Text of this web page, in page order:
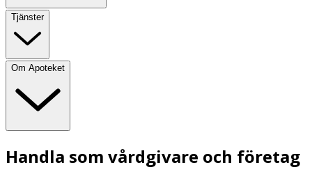
Tjänster
Om Apoteket
Handla som vårdgivare och företag